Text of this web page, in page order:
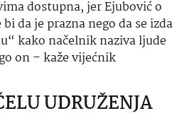
dostupna, jer Ejubović o
da je prazna nego da se izda
kako načelnik naziva ljude
on – kaže vijećnik
UDRUŽENJA